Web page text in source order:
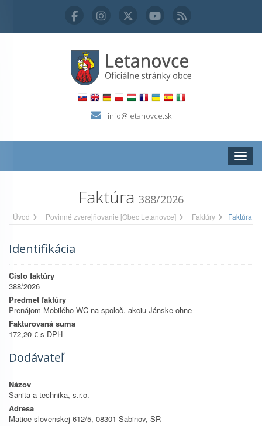
info@letanovce.sk
Faktúra 388/2026
Úvod Povinné zverejňovanie [Obec Letanovce] Faktúry Faktúra
Identifikácia
Číslo faktúry
388/2026
Predmet faktúry
Prenájom Mobilého WC na spoloč. akciu Jánske ohne
Fakturovaná suma
172,20 € s DPH
Dodávateľ
Názov
Sanita a technika, s.r.o.
Adresa
Matice slovenskej 612/5, 08301 Sabinov, SR